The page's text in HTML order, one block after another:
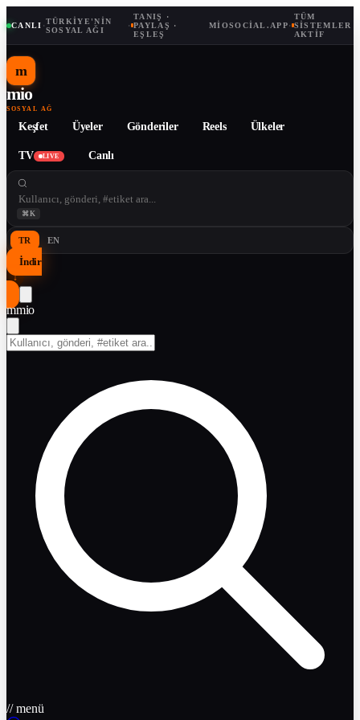
CANLI ·TÜRKIYE'NIN
SOSYAL AĞI
·
TANIŞ ·
PAYLAŞ ·
EŞLEŞ
MIOSOCIAL.APP·
TÜM
SISTEMLER
AKTIF
m
mio
SOSYAL AĞ
Keşfet Üyeler Gönderiler Reels Ülkeler
TV LIVE Canlı
⌘K
TR EN
İndir
↓
mmio
// menü